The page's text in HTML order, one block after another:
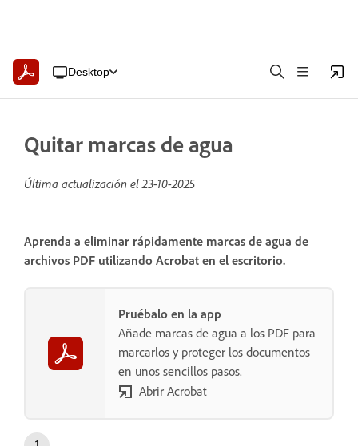
Desktop
Quitar marcas de agua
Última actualización el23-10-2025
Aprenda a eliminar rápidamente marcas de agua de
archivos PDF utilizando Acrobat en el escritorio.
Pruébalo en la app
Añade marcas de agua a los PDF para
marcarlos y proteger los documentos
en unos sencillos pasos.
Abrir Acrobat